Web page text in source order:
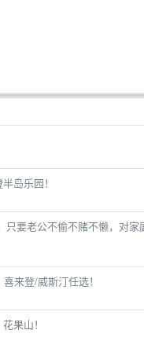
岛乐园！
只要老公不偷不赌不懒，对家
来登/威斯汀任选！
果山！